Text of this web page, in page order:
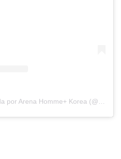
Una publicación compartida por Arena Homme+ Korea (@arenakorea)